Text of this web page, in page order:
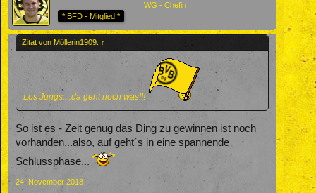
WG - Chefin
* BFD - Mitglied *
Zitat von Möllerin1909: ↑
Los Jungs....da geht noch was!!!
So ist es - Zeit genug das Ding zu gewinnen ist noch
vorhanden...also, auf geht´s in eine spannende
Schlussphase...
24. November 2018